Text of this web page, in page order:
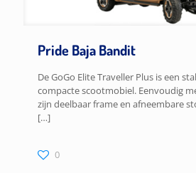
Pride Baja Bandit
De GoGo Elite Traveller Plus is een
compacte scootmobiel. Eenvoudig
zijn deelbaar frame en afneembare
[…]
0